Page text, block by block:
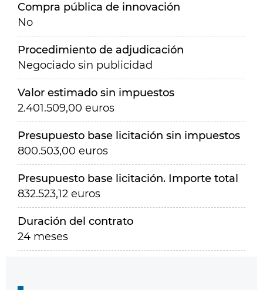
Compra pública de innovación
No
Procedimiento de adjudicación
Negociado sin publicidad
Valor estimado sin impuestos
2.401.509,00 euros
Presupuesto base licitación sin impuestos
800.503,00 euros
Presupuesto base licitación. Importe total
832.523,12 euros
Duración del contrato
24 meses